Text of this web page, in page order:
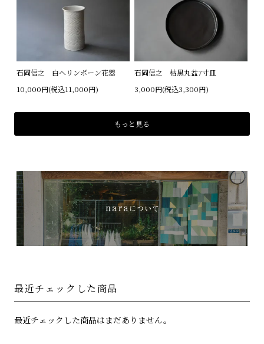
石岡信之 白ヘリンボーン花器
10,000円(税込11,000円)
石岡信之 枯黒丸盆7寸皿
3,000円(税込3,300円)
もっと見る
最近チェックした商品
最近チェックした商品はまだありません。